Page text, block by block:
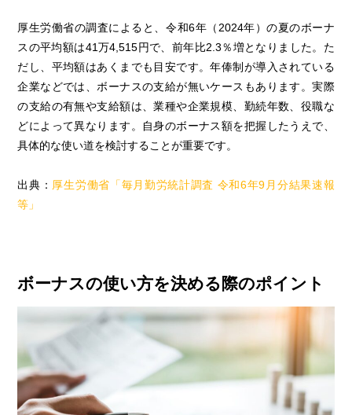
厚生労働省の調査によると、令和6年（2024年）の夏のボーナ
スの平均額は41万4,515円で、前年比2.3％増となりました。た
だし、平均額はあくまでも目安です。年俸制が導入されている
企業などでは、ボーナスの支給が無いケースもあります。実際
の支給の有無や支給額は、業種や企業規模、勤続年数、役職な
どによって異なります。自身のボーナス額を把握したうえで、
具体的な使い道を検討することが重要です。
出典： 厚生労働省「毎月勤労統計調査 令和6年9月分結果速報
等」
ボーナスの使い方を決める際のポイント